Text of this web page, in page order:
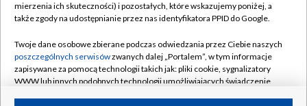
Naziemna Telewizja Cyfrowa
Rada Programowa
System NOS
Informacje o nadawcy
Pomoc
Kontakt
Kanały
mierzenia ich skuteczności) i pozostałych, które wskazujemy poniżej, a
także zgody na udostępnianie przez nas identyfikatora PPID do Google.
Twoje dane osobowe zbierane podczas odwiedzania przez Ciebie naszych
poszczególnych serwisówzwanych dalej „Portalem”, w tym informacje
zapisywane za pomocą technologii takich jak: pliki cookie, sygnalizatory
WWW lub innych podobnych technologii umożliwiających świadczenie